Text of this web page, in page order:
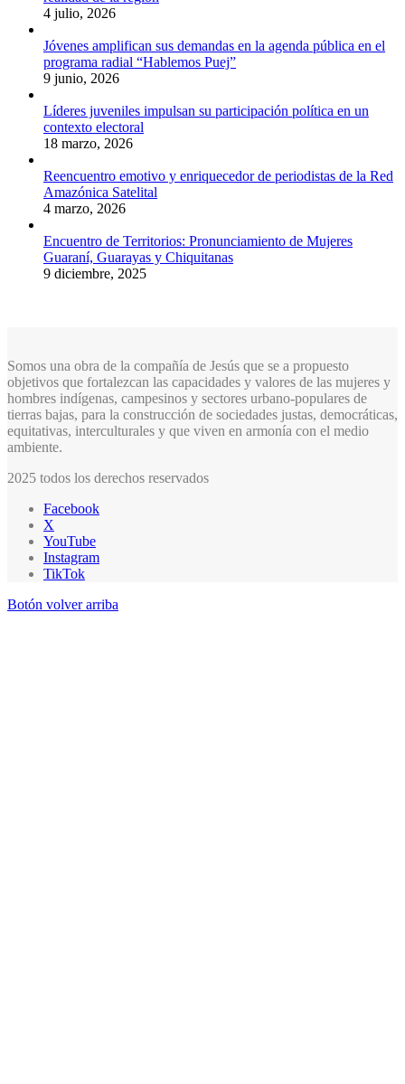
4 julio, 2026
Jóvenes amplifican sus demandas en la agenda pública en el
programa radial “Hablemos Puej”
9 junio, 2026
Líderes juveniles impulsan su participación política en un
contexto electoral
18 marzo, 2026
Reencuentro emotivo y enriquecedor de periodistas de la Red
Amazónica Satelital
4 marzo, 2026
Encuentro de Territorios: Pronunciamiento de Mujeres
Guaraní, Guarayas y Chiquitanas
9 diciembre, 2025
Somos una obra de la compañía de Jesús que se a propuesto
objetivos que fortalezcan las capacidades y valores de las mujeres y
hombres indígenas, campesinos y sectores urbano-populares de
tierras bajas, para la construcción de sociedades justas, democráticas,
equitativas, interculturales y que viven en armonía con el medio
ambiente.
2025 todos los derechos reservados
Facebook
X
YouTube
Instagram
TikTok
Botón volver arriba